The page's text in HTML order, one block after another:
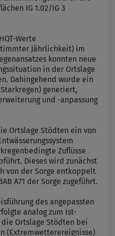
IG 1.02/IG 3
Werte
Jährlichkeit) im
konnten neue
in der Ortslage
Dahingehend wurde ein
generiert,
und -anpassung
Ortslage Stödten ein von
Zuflüsse
Dieses wird zunächst
von der Sorge entkoppelt
A71 der Sorge zugeführt.
des angepassten
analog zum Ist-
Ortslage Stödten bei
(Extremwetterereignisse)